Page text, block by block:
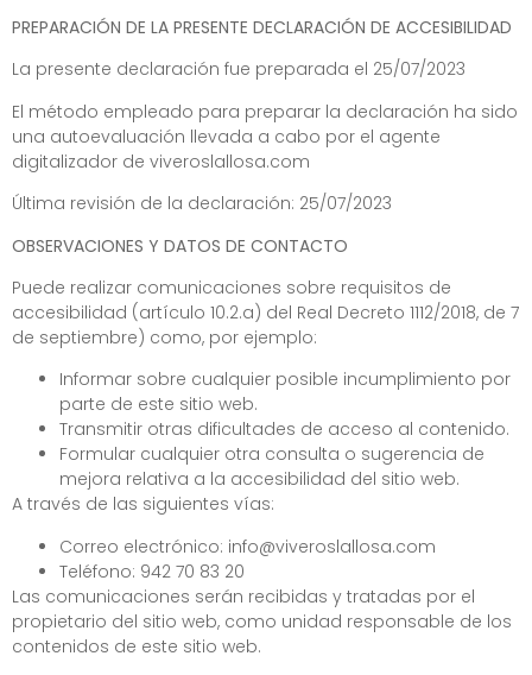
PREPARACIÓN DE LA PRESENTE DECLARACIÓN DE ACCESIBILIDAD
La presente declaración fue preparada el 25/07/2023
El método empleado para preparar la declaración ha sido
una autoevaluación llevada a cabo por el agente
digitalizador de viveroslallosa.com
Última revisión de la declaración: 25/07/2023
OBSERVACIONES Y DATOS DE CONTACTO
Puede realizar comunicaciones sobre requisitos de
accesibilidad (artículo 10.2.a) del Real Decreto 1112/2018, de 7
de septiembre) como, por ejemplo:
Informar sobre cualquier posible incumplimiento por
parte de este sitio web.
Transmitir otras dificultades de acceso al contenido.
Formular cualquier otra consulta o sugerencia de
mejora relativa a la accesibilidad del sitio web.
A través de las siguientes vías:
Correo electrónico: info@viveroslallosa.com
Teléfono: 942 70 83 20
Las comunicaciones serán recibidas y tratadas por el
propietario del sitio web, como unidad responsable de los
contenidos de este sitio web.